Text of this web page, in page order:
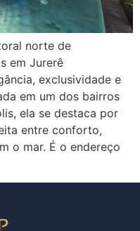
norte de
em Jurerê
exclusividade e
em um dos bairros
ela se destaca por
entre conforto,
o mar. É o endereço